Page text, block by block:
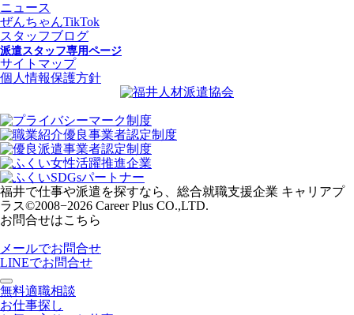
ニュース
ぜんちゃんTikTok
スタッフブログ
派遣スタッフ専用ページ
サイトマップ
個人情報保護方針
福井で仕事や派遣を探すなら、総合就職支援企業 キャリアプ
ラス©2008−2026 Career Plus CO.,LTD.
お問合せはこちら
メールでお問合せ
LINEでお問合せ
無料適職相談
お仕事探し